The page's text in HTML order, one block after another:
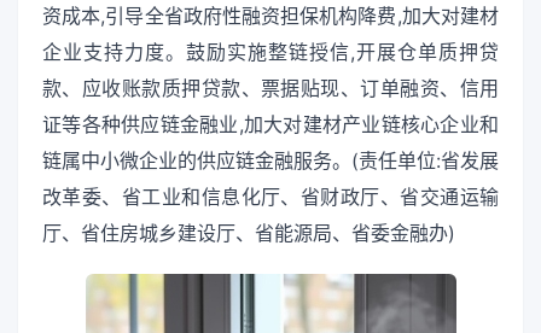
资成本,引导全省政府性融资担保机构降费,加大对建材
企业支持力度。鼓励实施整链授信,开展仓单质押贷
款、应收账款质押贷款、票据贴现、订单融资、信用
证等各种供应链金融业,加大对建材产业链核心企业和
链属中小微企业的供应链金融服务。(责任单位:省发展
改革委、省工业和信息化厅、省财政厅、省交通运输
厅、省住房城乡建设厅、省能源局、省委金融办)